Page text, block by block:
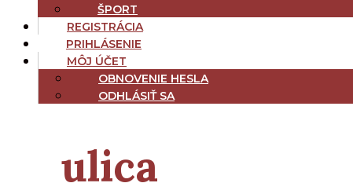
ŠPORT
REGISTRÁCIA
PRIHLÁSENIE
MÔJ ÚČET
OBNOVENIE HESLA
ODHLÁSIŤ SA
ulica